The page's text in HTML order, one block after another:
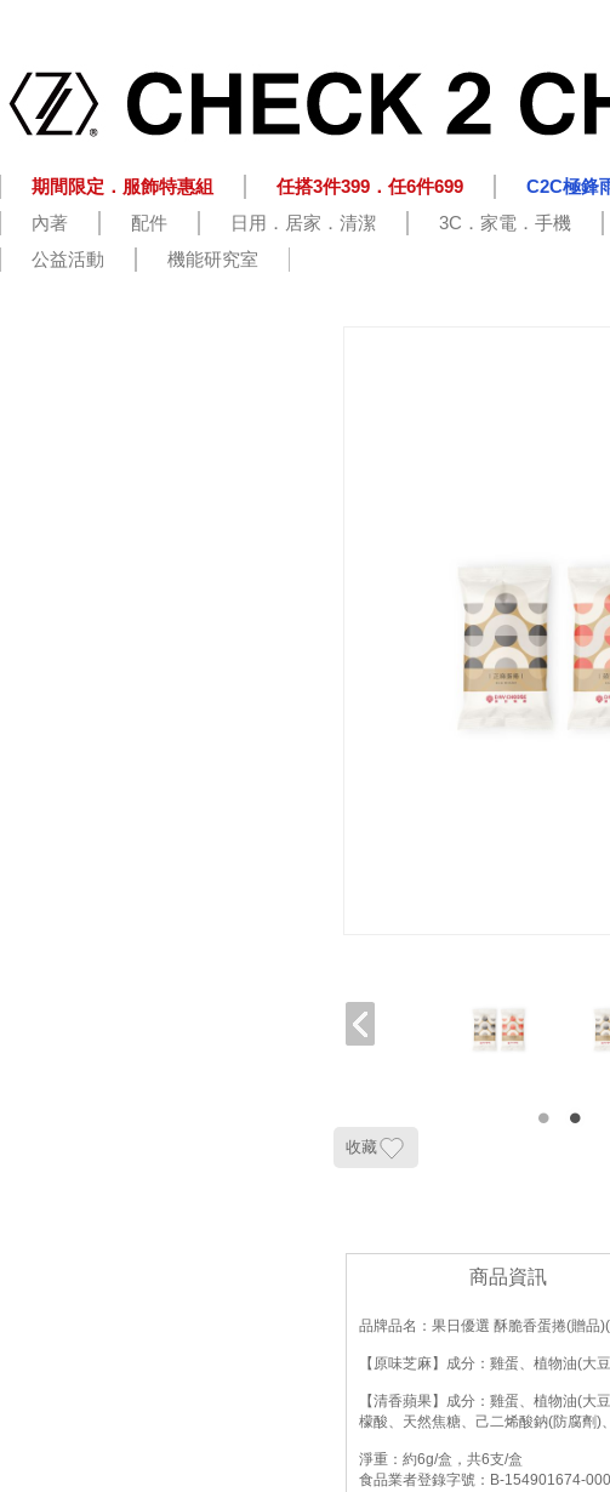
期間限定．服飾特惠組 任搭3件399．任6件699 C2C極鋒
內著
配件 日用．居家．清潔 3C．家電．手機
公益活動
機能研究室
收藏
商品資訊
品牌品名：果日優選 酥脆香蛋捲(贈品
【原味芝麻】成分：雞蛋、植物油(
【清香蘋果】成分：雞蛋、植物油(
檬酸、天然焦糖、己二烯酸鈉(防腐劑)
淨重：約6g/盒，共6支/盒
食品業者登錄字號：B-154901674-